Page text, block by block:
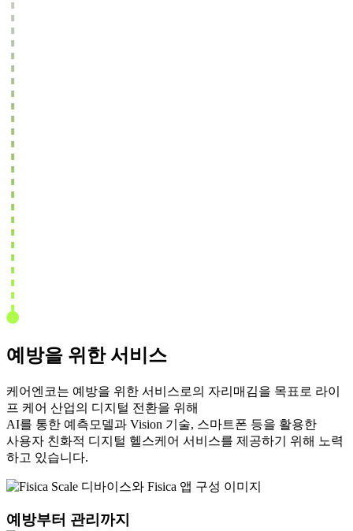
예방을 위한 서비스
케어엔코는 예방을 위한 서비스로의 자리매김을 목표로 라이
프 케어 산업의 디지털 전환을 위해
AI를 통한 예측모델과 Vision 기술, 스마트폰 등을 활용한
사용자 친화적 디지털 헬스케어 서비스를 제공하기 위해 노력
하고 있습니다.
예방부터 관리까지